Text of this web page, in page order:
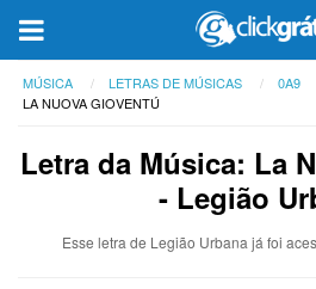
MÚSICA LETRAS DE MÚSICAS 0A9
LA NUOVA GIOVENTÚ
Letra da Música: La
- Legião
Esse letra de Legião Urbana já foi